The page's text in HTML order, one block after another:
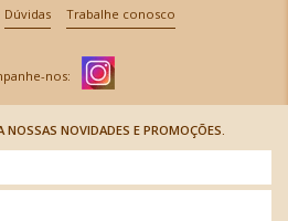
Dúvidas Trabalhe conosco
NOSSAS NOVIDADES E PROMOÇÕES.